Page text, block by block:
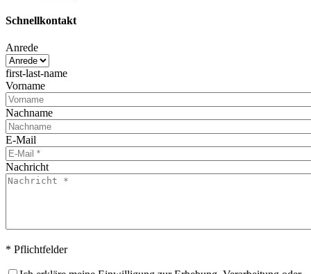
Schnellkontakt
Anrede
first-last-name
Vorname
Nachname
E-Mail
Nachricht
* Pflichtfelder